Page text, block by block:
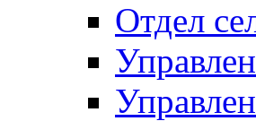
Отдел